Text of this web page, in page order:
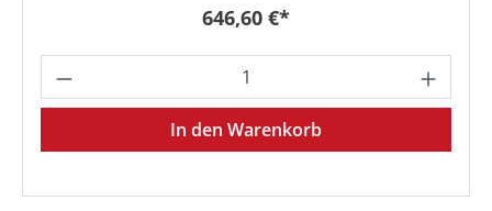
Regulärer Preis:
646,60 €*
Produkt Anzahl: Gib den
In den Warenkorb